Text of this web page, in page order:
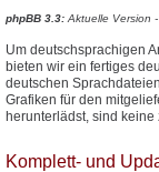
phpBB 3.3: Aktuelle Version
Um deutschsprachigen
bieten wir ein fertiges
deutschen
Grafiken für den
herunterlädst, sind
Komplett- und